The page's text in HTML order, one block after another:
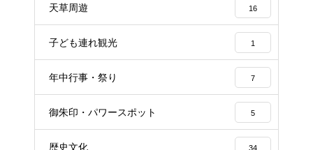
天草周遊 16
子ども連れ観光 1
年中行事・祭り 7
御朱印・パワースポット 5
歴史文化 34